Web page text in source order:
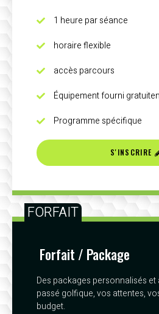
1 heure par séance
horaire flexible
accès parcours
Équipement fourni
Programme spécifique
S'INSCRIRE
FORFAIT
Forfait / Package
Des packages personnalisés
passé golfique, vos attentes,
budget.